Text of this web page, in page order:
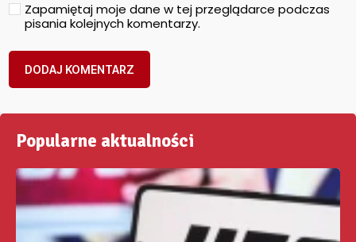
Zapamiętaj moje dane w tej przeglądarce podczas
pisania kolejnych komentarzy.
Popularne aktualności